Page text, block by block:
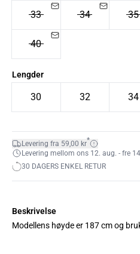
33 34 35
40
Lengder
30 32 34
Levering fra 59,00 kr*
Levering mellom ons 12. aug. - fre
30 DAGERS ENKEL RETUR
Beskrivelse
Modellens høyde er 187 cm og